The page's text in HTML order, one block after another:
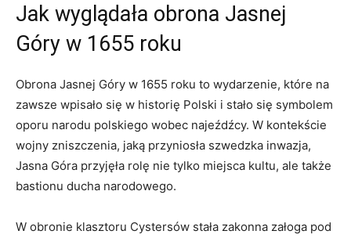
Jak wyglądała obrona Jasnej
Góry w 1655 ‍roku
Obrona Jasnej Góry w 1655 roku to wydarzenie, które na
zawsze wpisało się w historię⁣ Polski i stało się symbolem
oporu narodu polskiego wobec najeźdźcy. W kontekście
wojny zniszczenia, jaką przyniosła szwedzka inwazja,
Jasna Góra przyjęła rolę nie tylko miejsca kultu, ale także
bastionu ducha narodowego.
W obronie klasztoru Cystersów stała zakonna załoga pod